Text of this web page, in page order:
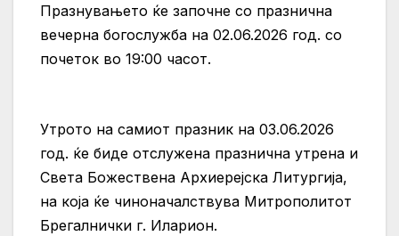
Празнувањето ќе започне со празнична
вечерна богослужба на 02.06.2026 год. со
почеток во 19:00 часот.
Утрото на самиот празник на 03.06.2026
год. ќе биде отслужена празнична утрена и
Света Божествена Архиерејска Литургија,
на која ќе чиноначалствува Митрополитот
Брегалнички г. Иларион.